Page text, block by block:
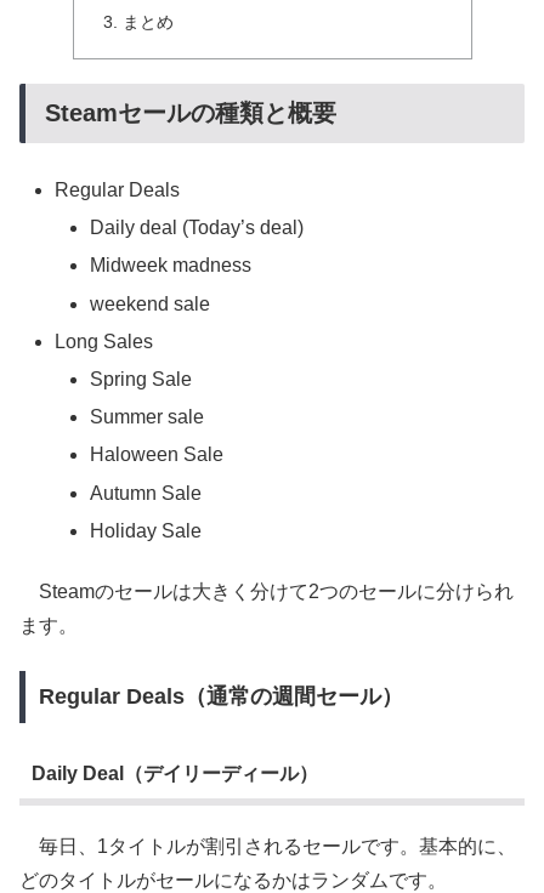
まとめ
Steamセールの種類と概要
Regular Deals
Daily deal (Today’s deal)
Midweek madness
weekend sale
Long Sales
Spring Sale
Summer sale
Haloween Sale
Autumn Sale
Holiday Sale
Steamのセールは大きく分けて2つのセールに分けられ
ます。
Regular Deals（通常の週間セール）
Daily Deal（デイリーディール）
毎日、1タイトルが割引されるセールです。基本的に、
どのタイトルがセールになるかはランダムです。